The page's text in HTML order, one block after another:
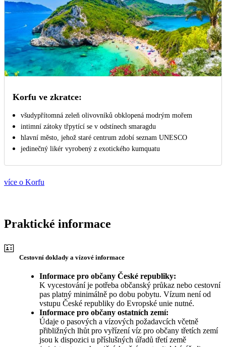
Korfu ve zkratce:
všudypřítomná zeleň olivovníků obklopená modrým mořem
intimní zátoky třpytící se v odstínech smaragdu
hlavní město, jehož staré centrum zdobí seznam UNESCO
jedinečný likér vyrobený z exotického kumquatu
více o Korfu
Praktické informace
Cestovní doklady a vízové informace
Informace pro občany České republiky:
K vycestování je potřeba občanský průkaz nebo cestovní
pas platný minimálně po dobu pobytu. Vízum není od
vstupu České republiky do Evropské unie nutné.
Informace pro občany ostatních zemí:
Údaje o pasových a vízových požadavcích včetně
přibližných lhůt pro vyřízení víz pro občany třetích zemí
jsou k dispozici u příslušných úřadů třetí země